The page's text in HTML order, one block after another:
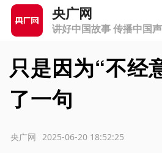
央广网
讲好中国故事 传播中国
只是因为“不经
了一句
2025-06-20 18:52:25
央广网